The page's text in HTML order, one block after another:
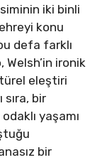
iki binli
konu
defa farklı
ironik
eleştiri
sıra, bir
yaşamı
bir